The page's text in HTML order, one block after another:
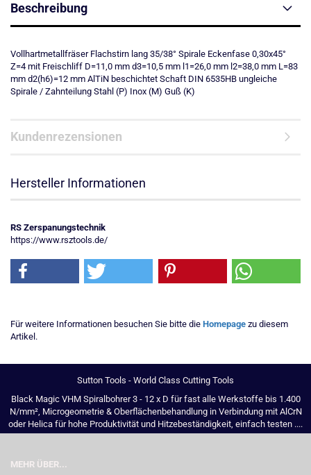
Beschreibung
Vollhartmetallfräser Flachstirn lang 35/38° Spirale Eckenfase 0,30x45°
Z=4 mit Freischliff D=11,0 mm d3=10,5 mm l1=26,0 mm l2=38,0 mm L=83
mm d2(h6)=12 mm AlTiN beschichtet Schaft DIN 6535HB ungleiche
Spirale / Zahnteilung Stahl (P) Inox (M) Guß (K)
Kundenrezensionen
Hersteller Informationen
RS Zerspanungstechnik
https://www.rsztools.de/
Für weitere Informationen besuchen Sie bitte die Homepage zu diesem
Artikel.
Sutton Tools - World Class Cutting Tools
Black Magic VHM Spiralbohrer 3 - 12 x D für fast alle Werkstoffe bis 1.400
N/mm², Microgeometrie & Oberflächenbehandlung in Verbindung mit AlCrN
oder Helica für hohe Produktivität und Hitzebeständigkeit, einfach testen ....
MEHR ÜBER...